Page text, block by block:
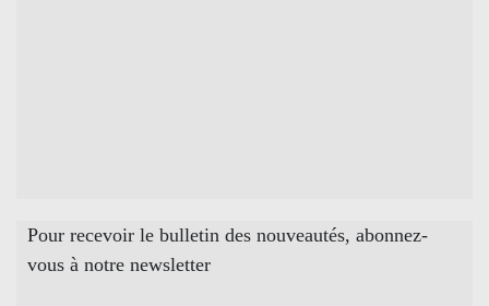
Pour recevoir le bulletin des nouveautés, abonnez-
vous à notre newsletter